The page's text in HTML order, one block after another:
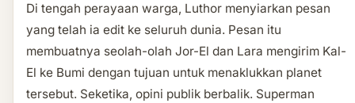
Di tengah perayaan warga, Luthor menyiarkan pesan
yang telah ia edit ke seluruh dunia. Pesan itu
membuatnya seolah-olah Jor-El dan Lara mengirim Kal-
El ke Bumi dengan tujuan untuk menaklukkan planet
tersebut. Seketika, opini publik berbalik. Superman